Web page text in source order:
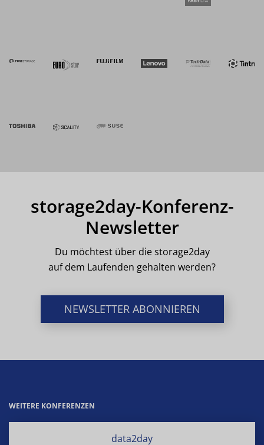
storage2day-Konferenz-
Newsletter
Du möchtest über die storage2day
auf dem Laufenden gehalten werden?
NEWSLETTER ABONNIEREN
WEITERE KONFERENZEN
data2day